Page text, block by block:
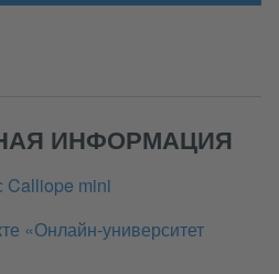
ИНФОРМАЦИЯ
Calliope mini
«Онлайн-университет